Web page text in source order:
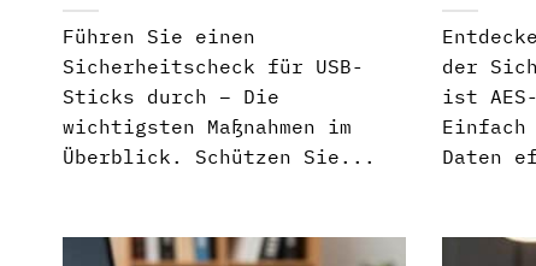
Führen Sie einen
Sicherheitscheck für USB-
Sticks durch – Die
wichtigsten Maßnahmen im
Überblick. Schützen Sie...
der
ist
Daten